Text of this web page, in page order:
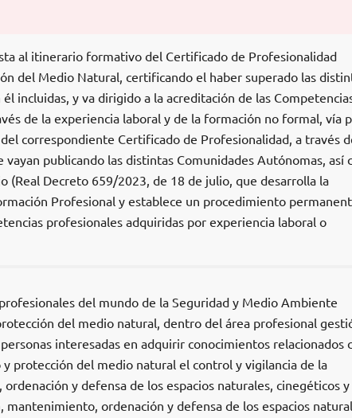
al itinerario formativo del Certificado de Profesionalidad
del Medio Natural, certificando el haber superado las
incluidas, y va dirigido a la acreditación de las
de la experiencia laboral y de la formación no formal, vía
correspondiente Certificado de Profesionalidad, a través
vayan publicando las distintas Comunidades Autónomas, así
(Real Decreto 659/2023, de 18 de julio, que desarrolla la
Profesional y establece un procedimiento
profesionales adquiridas por experiencia laboral o
del mundo de la Seguridad y Medio Ambiente
del medio natural, dentro del área profesional
interesadas en adquirir conocimientos relacionados
y protección del medio natural el control y vigilancia de la
y defensa de los espacios naturales, cinegéticos y
mantenimiento, ordenación y defensa de los espacios